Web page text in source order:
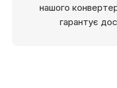
нашого
гарантує